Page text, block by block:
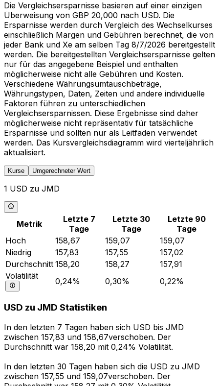
Die Vergleichsersparnisse basieren auf einer einzigen
Überweisung von GBP 20,000 nach USD. Die
Ersparnisse werden durch Vergleich des Wechselkurses
einschließlich Margen und Gebühren berechnet, die von
jeder Bank und Xe am selben Tag 8/7/2026 bereitgestellt
werden. Die bereitgestellten Vergleichsersparnisse gelten
nur für das angegebene Beispiel und enthalten
möglicherweise nicht alle Gebühren und Kosten.
Verschiedene Währungsumtauschbeträge,
Währungstypen, Daten, Zeiten und andere individuelle
Faktoren führen zu unterschiedlichen
Vergleichsersparnissen. Diese Ergebnisse sind daher
möglicherweise nicht repräsentativ für tatsächliche
Ersparnisse und sollten nur als Leitfaden verwendet
werden. Das Kursvergleichsdiagramm wird vierteljährlich
aktualisiert.
Kurse Umgerechneter Wert
1 USD zu JMD
Metrik
Letzte 7
Tage
Letzte 30
Tage
Letzte 90
Tage
Hoch
158,67 159,07
159,07
Niedrig
157,83 157,55
157,02
Durchschnitt 158,20 158,27
157,91
Volatilität
0,24% 0,30% 0,22%
USD zu JMD Statistiken
In den letzten 7 Tagen haben sich USD bis JMD
zwischen 157,83 und 158,67verschoben. Der
Durchschnitt war 158,20 mit 0,24% Volatilität.
In den letzten 30 Tagen haben sich die USD zu JMD
zwischen 157,55 und 159,07verschoben. Der